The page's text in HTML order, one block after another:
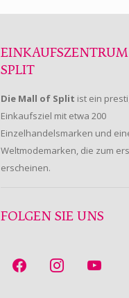
SPLIT
Die Mall of Split ist ein
Einkaufsziel mit etwa 200
Einzelhandelsmarken und
Weltmodemarken, die zum
erscheinen.
FOLGEN SIE UNS